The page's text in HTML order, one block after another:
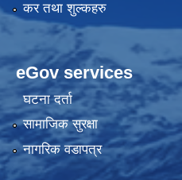
कर तथा शुल्कहरु
eGov services
घटना दर्ता
सामाजिक सुरक्षा
नागरिक वडापत्र